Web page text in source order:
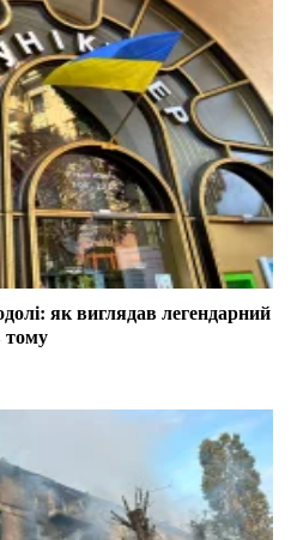
як виглядав легендарний
тому